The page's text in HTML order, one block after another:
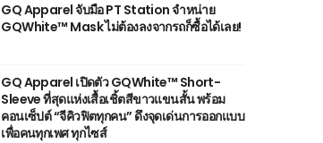
GQ Apparel จับมือ PT Station จำหน่าย
GQWhite™ Mask ไม่ต้องลงจากรถก็ซื้อได้เลย!
GQ Apparel เปิดตัว GQWhite™ Short-
Sleeve ที่สุดแห่งเสื้อเชิ้ตสีขาวแขนสั้น พร้อม
คอนเซ็ปต์ “จีคิวฟิตทุกคน” ดึงจุดเด่นการออกแบบ
เพื่อคนทุกเพศ ทุกไซส์